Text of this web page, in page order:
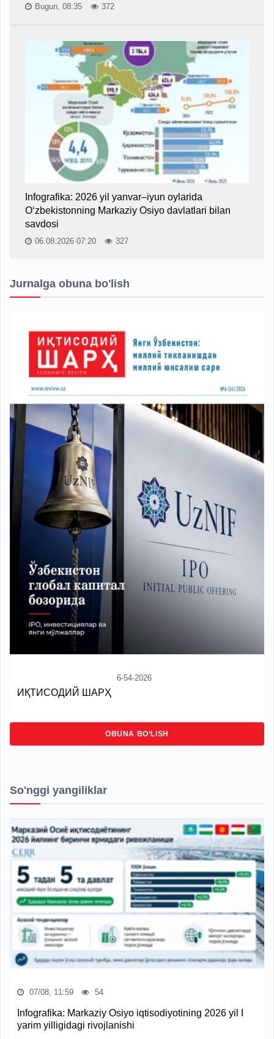
Bugun, 08:35 372
Infografika: 2026 yil yanvar–iyun oylarida
O‘zbekistonning Markaziy Osiyo davlatlari bilan
savdosi
06.08.2026 07:20 327
Jurnalga obuna bo'lish
6-54-2026
ИҚТИСОДИЙ ШАРҲ
OBUNA BO‘LISH
So'nggi yangiliklar
07/08, 11:59 54
Infografika: Markaziy Osiyo iqtisodiyotining 2026 yil I
yarim yilligidagi rivojlanishi